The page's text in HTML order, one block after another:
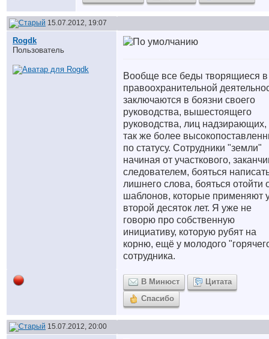
15.07.2012, 19:07
Rogdk
Пользователь
Вообще все беды творящиеся в
правоохранительной
заключаются в боязни своего
руководства, вышестоящего
руководства, лиц надзирающих,
так же более
по статусу. Сотрудники "земли"
начиная от участкового,
следователем, бояться
лишнего слова, бояться отойти
шаблонов, которые применяют
второй десяток лет. Я уже не
говорю про собственную
инициативу, которую рубят на
корню, ещё у молодого
сотрудника.
В Минюст
Цитата
Спасибо
15.07.2012, 20:00